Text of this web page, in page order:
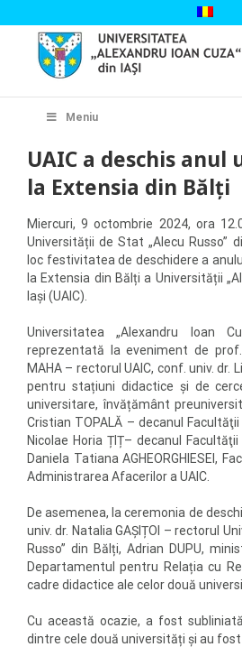
to
content
Meniu
UAIC a deschis
la Extensia din Bălți
Miercuri, 9 octombrie 2024, ora
Universității de Stat „Alecu Russo”
loc festivitatea de deschidere a
la Extensia din Bălți a Universității
Iași (UAIC).
Universitatea „Alexandru Ioan
reprezentată la eveniment de prof.
MAHA – rectorul UAIC, conf. univ. dr.
pentru stațiuni didactice și de
universitare, învățământ
Cristian TOPALĂ – decanul
Nicolae Horia ȚIȚ– decanul
Daniela Tatiana AGHEORGHIESEI,
Administrarea Afacerilor a UAIC.
De asemenea, la ceremonia de
univ. dr. Natalia GAȘIȚOI – rectorul
Russo” din Bălți, Adrian DUPU,
Departamentul pentru Relația cu
cadre didactice ale celor două
Cu această ocazie, a fost
dintre cele două universități și au